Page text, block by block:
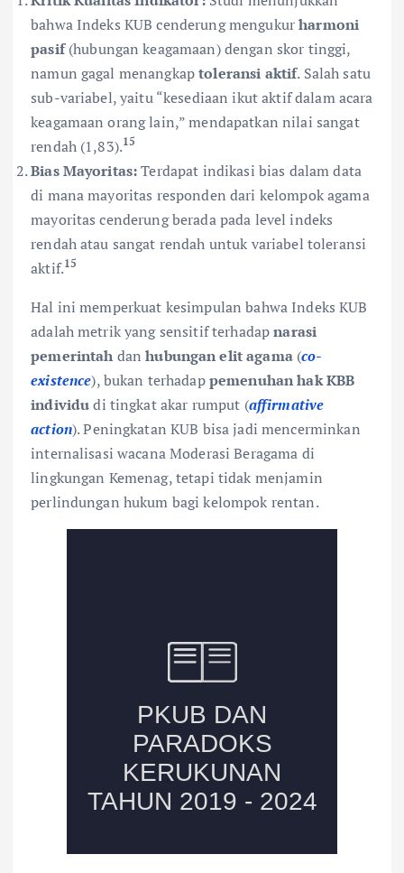
bahwa Indeks KUB cenderung mengukurharmoni
pasif(hubungan keagamaan) dengan skor tinggi,
namun gagal menangkaptoleransi aktif. Salah satu
sub-variabel, yaitu “kesediaan ikut aktif dalam acara
keagamaan orang lain,” mendapatkan nilai sangat
rendah (1,83).15
Bias Mayoritas:Terdapat indikasi bias dalam data
di mana mayoritas responden dari kelompok agama
mayoritas cenderung berada pada level indeks
rendah atau sangat rendah untuk variabel toleransi
aktif.15
Hal ini memperkuat kesimpulan bahwa Indeks KUB
adalah metrik yang sensitif terhadapnarasi
pemerintah danhubungan elit agama(co-
existence), bukan terhadappemenuhan hak KBB
individudi tingkat akar rumput (affirmative
action). Peningkatan KUB bisa jadi mencerminkan
internalisasi wacana Moderasi Beragama di
lingkungan Kemenag, tetapi tidak menjamin
perlindungan hukum bagi kelompok rentan.